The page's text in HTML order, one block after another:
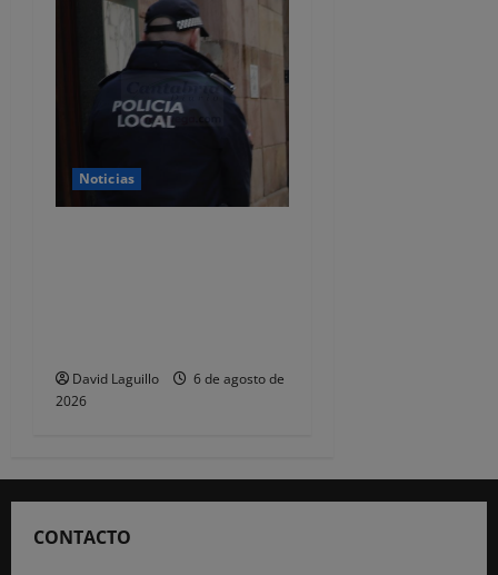
Noticias
David Laguillo
6 de agosto de
2026
CONTACTO